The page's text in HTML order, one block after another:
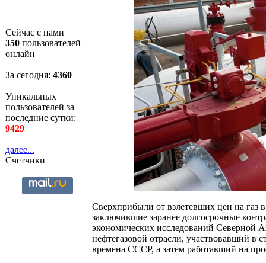
Сейчас с нами
350 пользователей
онлайн
За сегодня: 4360
Уникальных
пользователей за
последние сутки:
9429
далее...
Счетчики
Сверхприбыли от взлетевших цен на газ
заключившие заранее долгосрочные
экономических исследований Северной
нефтегазовой отрасли, участвовавший в
времена СССР, а затем работавший на